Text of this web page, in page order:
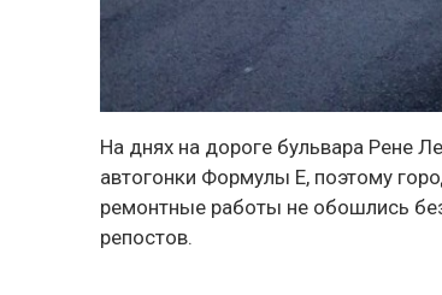
На днях на дороге бульвара Рене
автогонки Формулы Е, поэтому
ремонтные работы не обошлись
репостов.